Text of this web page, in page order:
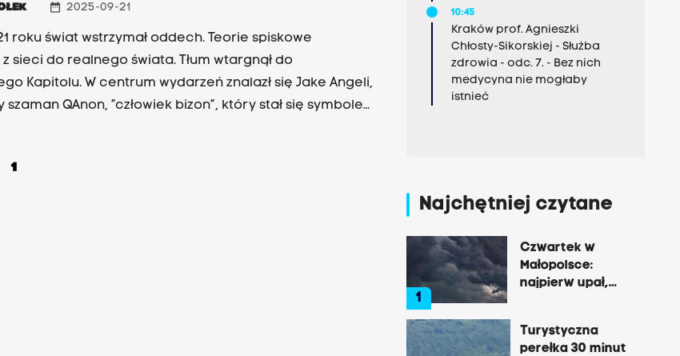
date_range 2025-09-21
roku świat wstrzymał oddech. Teorie spiskowe
z sieci do realnego świata. Tłum wtargnął do
Kapitolu. W centrum wydarzeń znalazł się Jake Angeli,
QAnon, “człowiek bizon”, który stał się symbolem
podpalono maszt telekomunikacyjny. Była to
1
10:45
Kraków prof. Agnieszki
Chłosty-Sikorskiej - Służba
zdrowia - odc. 7. - Bez nich
medycyna nie mogłaby
istnieć
Najchętniej czytane
1
Czwartek w
Małopolsce:
najpierw upał,
Turystyczna
perełka 30 minut